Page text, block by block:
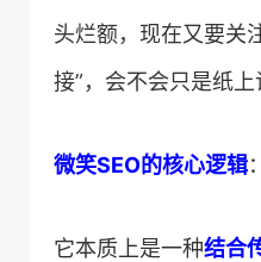
头烂额，现在又要关
接”，会不会只是纸上
​微笑SEO的核心逻辑​​：
它本质上是一种​结合